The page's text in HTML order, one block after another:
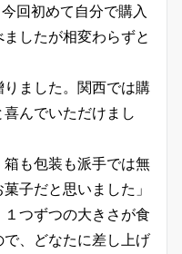
回初めて自分で購入
したが相変わらずと
りました。関西では購
んでいただけまし
箱も包装も派手では無
子だと思いました」
１つずつの大きさが食
、どなたに差し上げ